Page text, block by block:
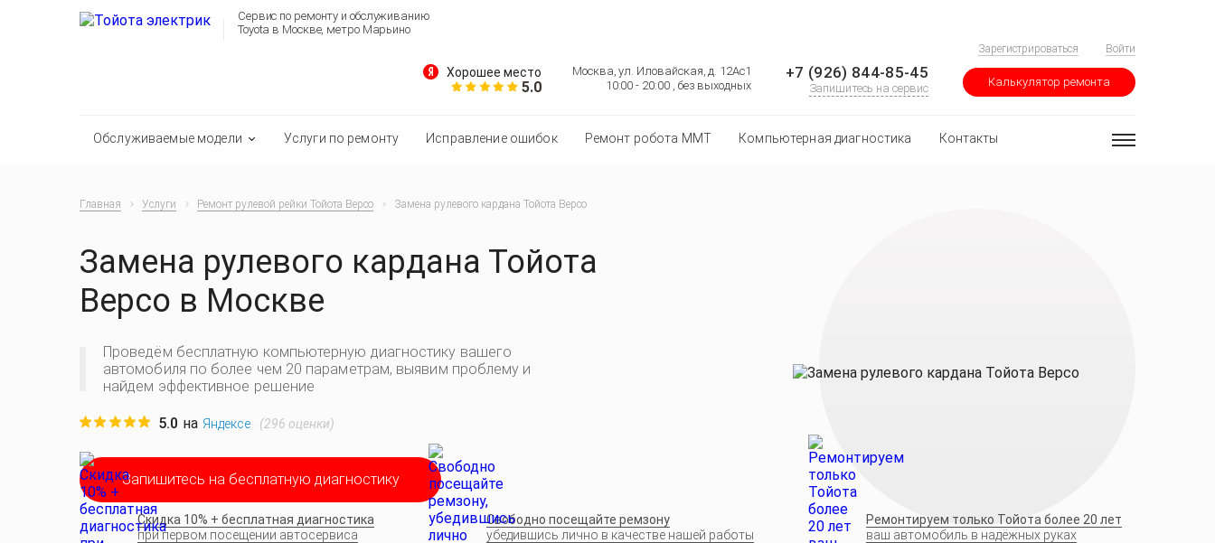
Сервис по ремонту и обслуживанию
Toyota в Москве, метро Марьино
Зарегистрироваться Войти
Хорошее место
5.0
Москва, ул. Иловайская, д. 12Ас1
10:00 - 20:00 , без выходных
+7 (926) 844-85-45
Запишитесь на сервис Калькулятор ремонта
Обслуживаемые модели Услуги по ремонту Исправление ошибок Ремонт робота MMT Компьютерная диагностика Контакты
Главная Услуги Ремонт рулевой рейки Тойота Версо Замена рулевого кардана Тойота Версо
Замена рулевого кардана Тойота
Версо в Москве
Проведём бесплатную компьютерную диагностику вашего
автомобиля по более чем 20 параметрам, выявим проблему и
найдем эффективное решение
5.0 на Яндексе (296 оценки)
Запишитесь на бесплатную диагностику
Скидка 10% + бесплатная диагностика
при первом посещении автосервиса
Свободно посещайте ремзону
убедившись лично в качестве нашей работы
Ремонтируем только Тойота более 20 лет
ваш автомобиль в надёжных руках